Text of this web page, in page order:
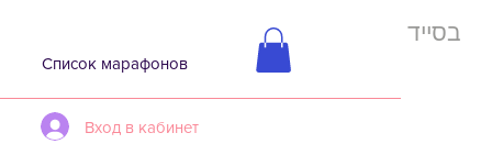
Список марафонов
Вход в кабинет
בסייד